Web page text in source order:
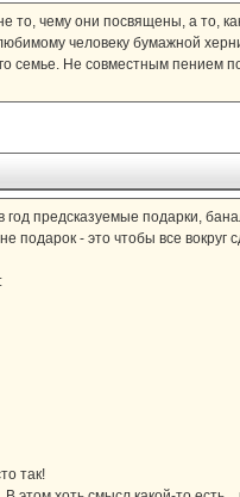
то, чему они посвящены, а то,
человеку бумажной
семье. Не совместным пением
год предсказуемые подарки,
- это чтобы все вокруг
так!